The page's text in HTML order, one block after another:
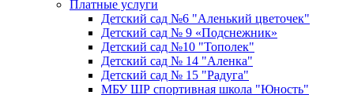
Платные услуги
Детский сад №6 "Аленький цветочек"
Детский сад № 9 «Подснежник»
Детский сад №10 "Тополек"
Детский сад № 14 "Аленка"
Детский сад № 15 "Радуга"
МБУ ШР спортивная школа "Юность"